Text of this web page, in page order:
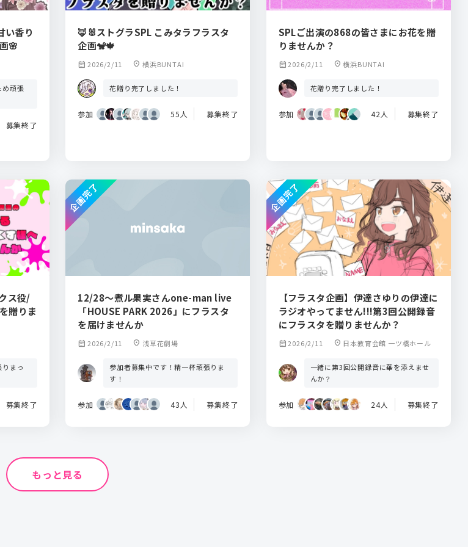
香り
🌸
め頑張
募集終了
🦊🐰ストグラSPL こみタラフラスタ
企画🐒🍁
calendar_month 2026/2/11 location_on 横浜BUNTAI
花贈り完了しました！
参加 55人 募集終了
SPLご出演の868の皆さまにお花を贈
りませんか？
calendar_month2026/2/11 location_on 横浜BUNTAI
花贈り完了しました！
参加 42人 募集終了
ス役/
贈りま
まっ
募集終了
12/28〜煮ル果実さんone-man live
「HOUSE PARK 2026」にフラスタ
を届けませんか
calendar_month 2026/2/11 location_on 浅草花劇場
参加者募集中です！精一杯頑張りま
す！
参加 43人 募集終了
企画完了
【フラスタ企画】伊達さゆりの伊達に
ラジオやってません!!!第3回公開録音
にフラスタを贈りませんか？
calendar_month2026/2/11 location_on 日本教育会館 一ツ橋ホール
一緒に第3回公開録音に華を添えませ
んか？
参加 24人 募集終了
企画完了
もっと見る